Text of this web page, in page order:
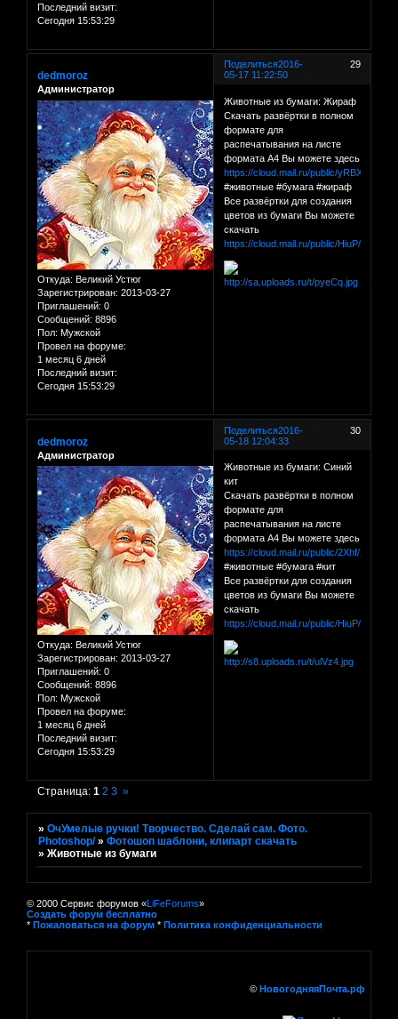
Последний визит:
Сегодня 15:53:29
Поделиться 29
2016-
05-17 11:22:50
dedmoroz
Администратор
Откуда: Великий Устюг
Зарегистрирован: 2013-03-27
Приглашений: 0
Сообщений: 8896
Пол: Мужской
Провел на форуме:
1 месяц 6 дней
Последний визит:
Сегодня 15:53:29
Животные из бумаги: Жираф
Скачать развёртки в полном
формате для
распечатывания на листе
формата А4 Вы можете здесь
https://cloud.mail.ru/public/yRBX/
#животные #бумага #жираф
Все развёртки для создания
цветов из бумаги Вы можете
скачать
https://cloud.mail.ru/public/HiuP/
Поделиться 30
2016-
05-18 12:04:33
dedmoroz
Администратор
Откуда: Великий Устюг
Зарегистрирован: 2013-03-27
Приглашений: 0
Сообщений: 8896
Пол: Мужской
Провел на форуме:
1 месяц 6 дней
Последний визит:
Сегодня 15:53:29
Животные из бумаги: Синий
кит
Скачать развёртки в полном
формате для
распечатывания на листе
формата А4 Вы можете здесь
https://cloud.mail.ru/public/2Xhf/
#животные #бумага #кит
Все развёртки для создания
цветов из бумаги Вы можете
скачать
https://cloud.mail.ru/public/HiuP/
Страница:1 2 3 »
»ОчУмелые ручки! Творчество. Сделай сам. Фото.
Photoshop/ »Фотошоп шаблони, клипарт скачать
»Животные из бумаги
© 2000 Сервис форумов «LiFeForums»
Создать форум бесплатно
* Пожаловаться на форум * Политика конфиденциальности
© НовогодняяПочта.рф